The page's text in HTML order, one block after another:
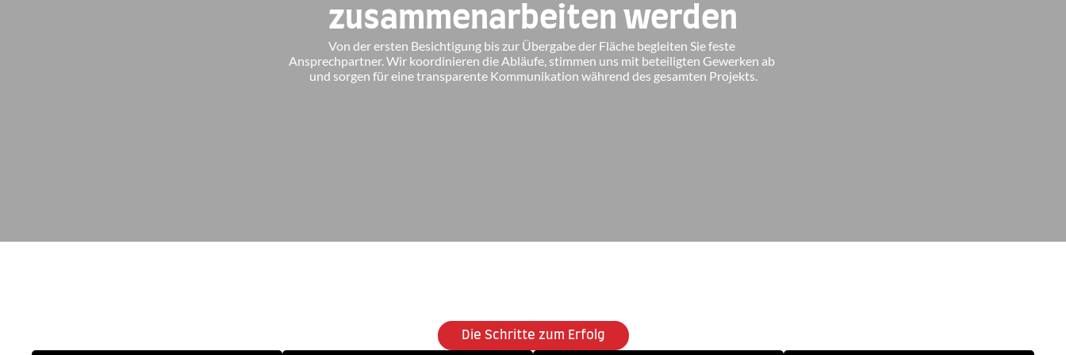
zusammenarbeiten werden
Von der ersten Besichtigung bis zur Übergabe der Fläche begleiten Sie feste
Ansprechpartner. Wir koordinieren die Abläufe, stimmen uns mit beteiligten Gewerken ab
und sorgen für eine transparente Kommunikation während des gesamten Projekts.
Die Schritte zum Erfolg